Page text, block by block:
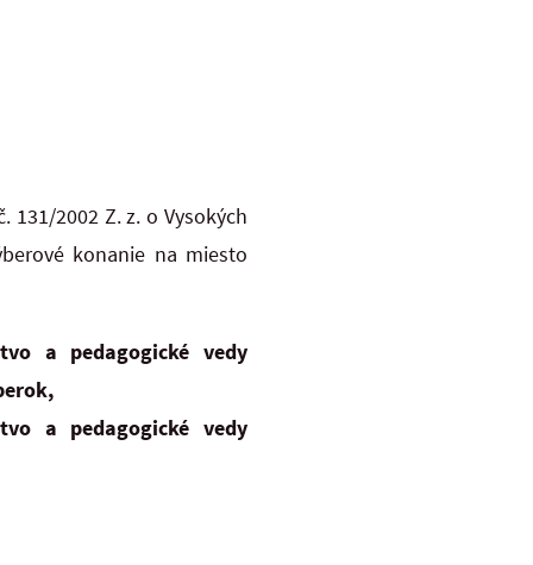
2002 Z. z. o Vysokých
konanie na miesto
a pedagogické vedy
a pedagogické vedy